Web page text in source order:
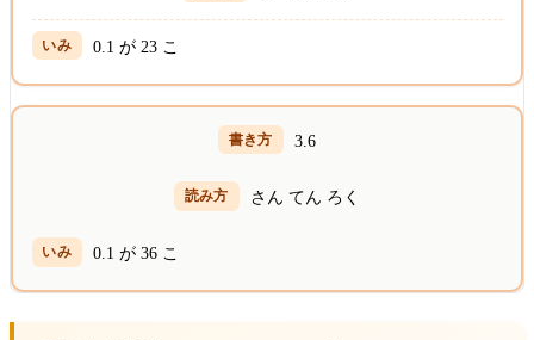
0.1 が 23 こ
3.6
さん てん ろく
0.1 が 36 こ